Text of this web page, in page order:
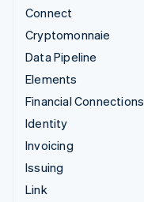
Connect
Cryptomonnaie
Data Pipeline
Elements
Financial Connections
Identity
Invoicing
Issuing
Link